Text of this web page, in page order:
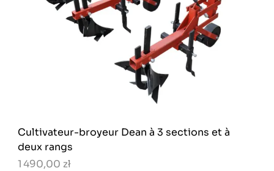
Cultivateur-broyeur Dean à 3 sections et à
deux rangs
1 490,00 zł